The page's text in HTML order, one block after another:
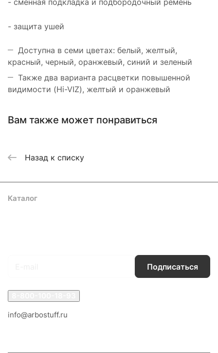
- сменная подкладка и подбородочный ремень
- защита ушей
Доступна в семи цветах: белый, желтый,
красный, черный, оранжевый, синий и зеленый
Также два варианта расцветки повышенной
видимости (Hi-VIZ), желтый и оранжевый
Вам также может понравиться
Назад к списку
Каталог
Подписаться
info@arbostuff.ru